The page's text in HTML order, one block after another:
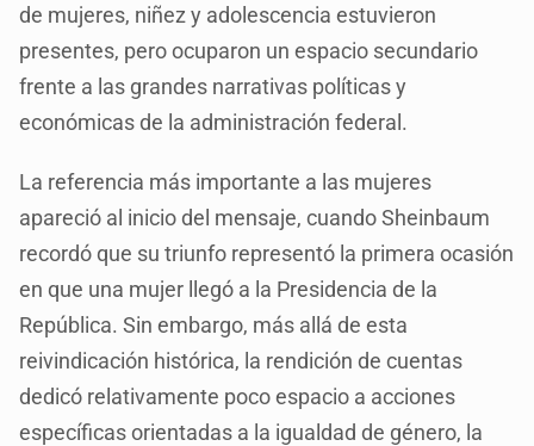
de mujeres, niñez y adolescencia estuvieron
presentes, pero ocuparon un espacio secundario
frente a las grandes narrativas políticas y
económicas de la administración federal.
La referencia más importante a las mujeres
apareció al inicio del mensaje, cuando Sheinbaum
recordó que su triunfo representó la primera ocasión
en que una mujer llegó a la Presidencia de la
República. Sin embargo, más allá de esta
reivindicación histórica, la rendición de cuentas
dedicó relativamente poco espacio a acciones
específicas orientadas a la igualdad de género, la